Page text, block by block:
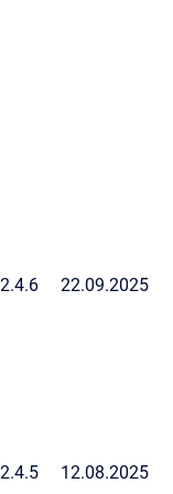
2.4.6 22.09.2025
2.4.5 12.08.2025